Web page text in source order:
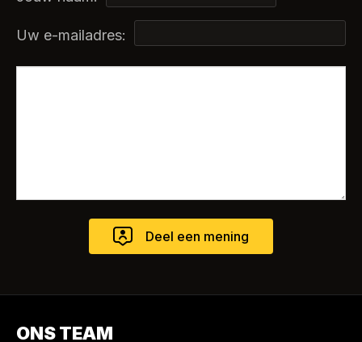
Uw e-mailadres:
ONS TEAM